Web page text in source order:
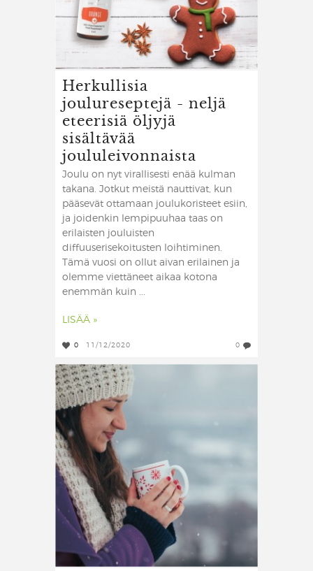
Herkullisia
joulureseptejä - neljä
eteerisiä öljyjä
sisältävää
joululeivonnaista
Joulu on nyt virallisesti enää kulman
takana. Jotkut meistä nauttivat, kun
pääsevät ottamaan joulukoristeet esiin,
ja joidenkin lempipuuhaa taas on
erilaisten jouluisten
diffuuserisekoitusten loihtiminen.
Tämä vuosi on ollut aivan erilainen ja
olemme viettäneet aikaa kotona
enemmän kuin ...
LISÄÄ »
0 11/12/2020 0